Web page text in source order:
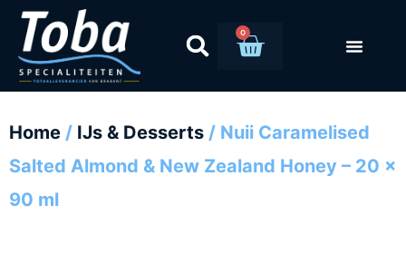
inhoud
0
Home / IJs & Desserts / Nuii Caramelised
Salted Almond & New Zealand Honey – 20 x
90 ml